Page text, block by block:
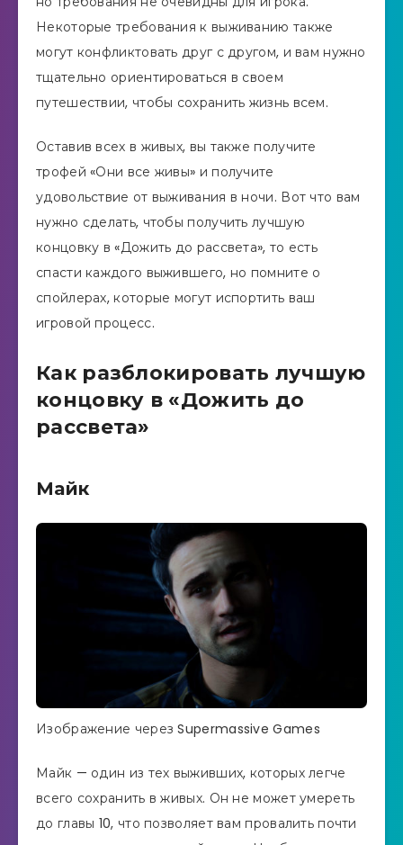
Некоторые требования к выживанию также
могут конфликтовать друг с другом, и вам нужно
тщательно ориентироваться в своем
путешествии, чтобы сохранить жизнь всем.
Оставив всех в живых, вы также получите
трофей «Они все живы» и получите
удовольствие от выживания в ночи. Вот что вам
нужно сделать, чтобы получить лучшую
концовку в «Дожить до рассвета», то есть
спасти каждого выжившего, но помните о
спойлерах, которые могут испортить ваш
игровой процесс.
Как разблокировать лучшую
концовку в «Дожить до
рассвета»
Майк
Изображение через Supermassive Games
Майк — один из тех выживших, которых легче
всего сохранить в живых. Он не может умереть
до главы 10, что позволяет вам провалить почти